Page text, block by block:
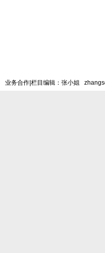
业务合作|栏目编辑：张小姐